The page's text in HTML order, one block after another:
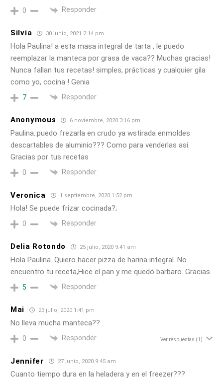
0 Responder
Silvia 30 junio, 2021 2:14 pm
Hola Paulina! a esta masa integral de tarta , le puedo
reemplazar la manteca por grasa de vaca?? Muchas gracias!
Nunca fallan tus recetas! simples, prácticas y cualquier gila
como yo, cocina ! Genia
7 Responder
Anonymous 6 noviembre, 2020 3:16 pm
Paulina..puedo frezarla en crudo ya wstirada enmoldes
descartables de aluminio??? Como para venderlas asi.
Gracias por tus recetas
0 Responder
Veronica 1 septiembre, 2020 1:52 pm
Hola! Se puede frizar cocinada?;
0 Responder
Delia Rotondo 25 julio, 2020 9:41 am
Hola Paulina. Quiero hacer pizza de harina integral. No
encuentro tu receta,Hice el pan y me quedó barbaro. Gracias.
5 Responder
Mai 23 julio, 2020 1:41 pm
No lleva mucha manteca??
0 Responder Ver respuestas (1)
Jennifer 27 junio, 2020 9:45 am
Cuanto tiempo dura en la heladera y en el freezer???